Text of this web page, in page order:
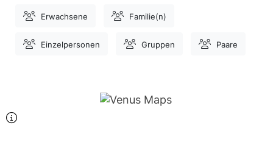
Erwachsene Familie(n)
Einzelpersonen Gruppen Paare